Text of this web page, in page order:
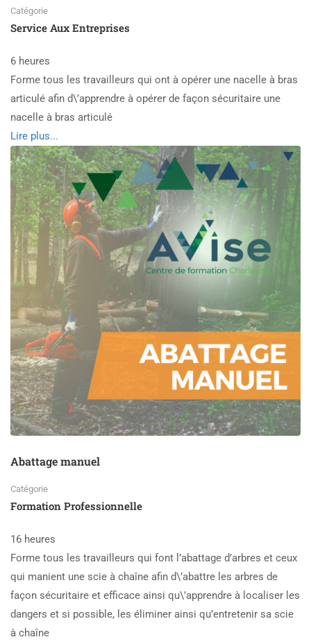
Catégorie
Service Aux Entreprises
6 heures
Forme tous les travailleurs qui ont à opérer une nacelle à bras
articulé afin d\’apprendre à opérer de façon sécuritaire une
nacelle à bras articulé
Read
more
about
Nacelle
bras
articulé
Lire plus...
Abattage manuel
Catégorie
Formation Professionnelle
16 heures
Forme tous les travailleurs qui font l’abattage d’arbres et ceux
qui manient une scie à chaîne afin d\’abattre les arbres de
façon sécuritaire et efficace ainsi qu\’apprendre à localiser les
dangers et si possible, les éliminer ainsi qu’entretenir sa scie
à chaîne